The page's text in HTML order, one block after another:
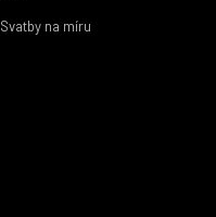
Svatby na míru